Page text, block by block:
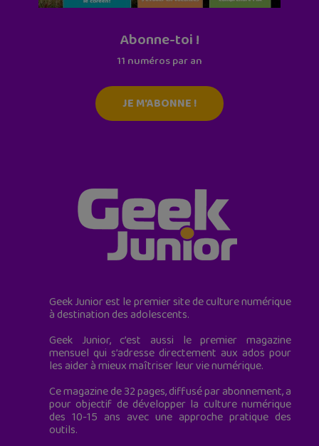
Abonne-toi !
11 numéros par an
JE M'ABONNE !
Geek Junior est le premier site de culture numérique
à destination des adolescents.
Geek Junior, c’est aussi le premier magazine
mensuel qui s’adresse directement aux ados pour
les aider à mieux maîtriser leur vie numérique.
Ce magazine de 32 pages, diffusé par abonnement, a
pour objectif de développer la culture numérique
des 10-15 ans avec une approche pratique des
outils.